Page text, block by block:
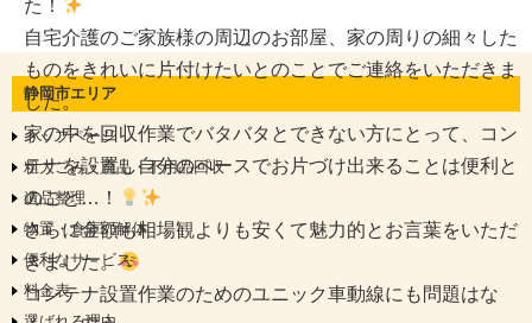
た！
自宅介護のご家族様の周辺のお部屋、家の周りの細々した
ものをきれいに片付けたいとのことでご連絡をいただきま
した。
家の中を回収作業でバタバタとできない方にとって、コン
テナを設置し自分のペースでお片づけ出来ることは便利と
のこと…！
さらに金額も相場観よりも安くて魅力的とお言葉をいただ
きました。
コンテナ設置作業のためのユニック車動線にも問題はな
静岡市エリア
トップページ
粗大ごみ・廃品・不用品回収
遺品整理
物置・倉庫の解体
便利なサービス
料金表